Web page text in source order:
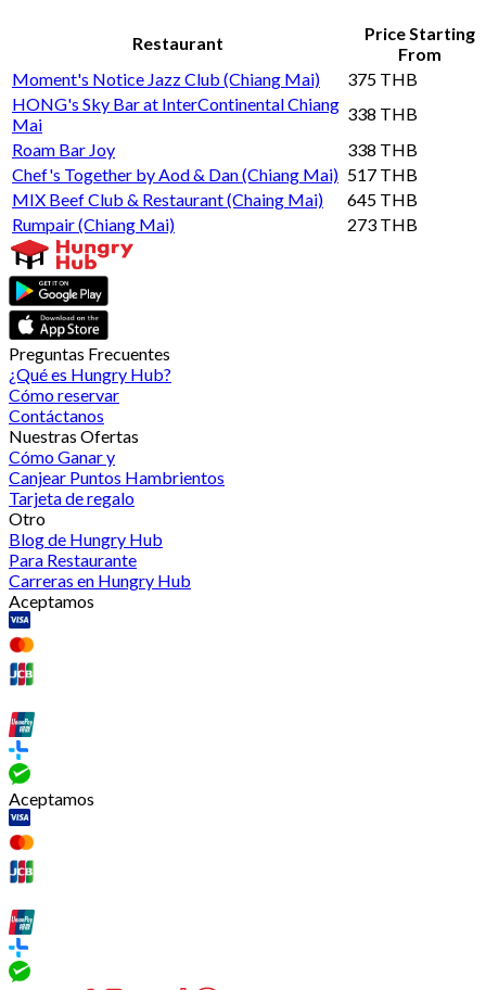
Restaurant
Price Starting
From
Moment's Notice Jazz Club (Chiang Mai)
375 THB
HONG's Sky Bar at InterContinental Chiang
Mai
338 THB
Roam Bar Joy
338 THB
Chef's Together by Aod & Dan (Chiang Mai) 517 THB
MIX Beef Club & Restaurant (Chaing Mai)
645 THB
Rumpair (Chiang Mai)
273 THB
Preguntas Frecuentes
¿Qué es Hungry Hub?
Cómo reservar
Contáctanos
Nuestras Ofertas
Cómo Ganar y
Canjear Puntos Hambrientos
Tarjeta de regalo
Otro
Blog de Hungry Hub
Para Restaurante
Carreras en Hungry Hub
Aceptamos
Aceptamos